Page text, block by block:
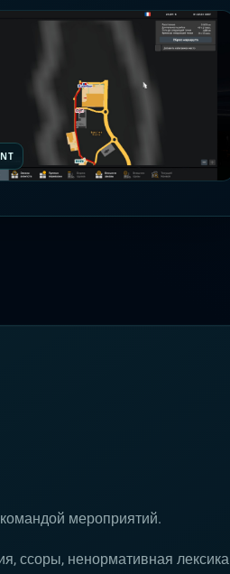
мероприятий.
ссоры, ненормативная лексика